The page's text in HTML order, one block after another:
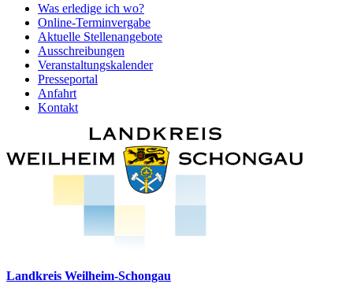
Was erledige ich wo?
Online-Terminvergabe
Aktuelle Stellenangebote
Ausschreibungen
Veranstaltungskalender
Presseportal
Anfahrt
Kontakt
Landkreis Weilheim-Schongau